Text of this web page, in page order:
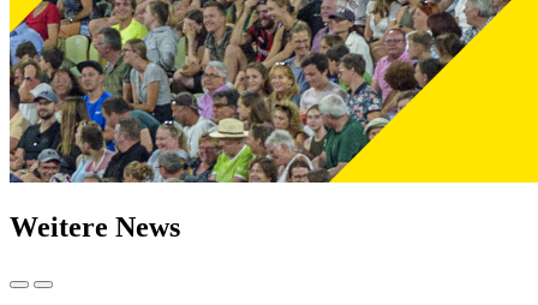
Weitere News